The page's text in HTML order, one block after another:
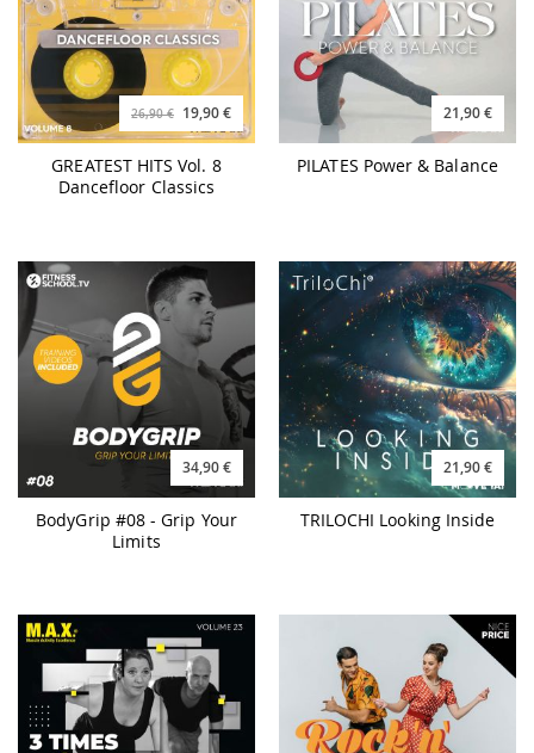
26,90 € 19,90 €
GREATEST HITS Vol. 8
Dancefloor Classics
21,90 €
PILATES Power & Balance
34,90 €
BodyGrip #08 - Grip Your
Limits
21,90 €
TRILOCHI Looking Inside